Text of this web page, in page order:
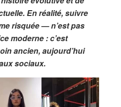
En réalité, suivre
risquée — n’est pas
moderne : c’est
ancien, aujourd’hui
sociaux.